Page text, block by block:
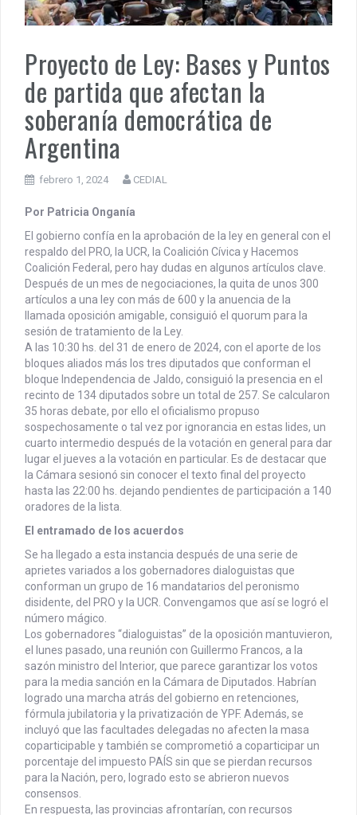
PENSAR UNA SEÑAL | Se echan los dados éticos de la
ECONOMICA Y POLITICA
DOCUMENTO CEDIAL | Repudiamos las declaraciones ofensivas
Milei contra la República Federativa del Brasil.
Proyecto de Ley: Bases y Puntos
de partida que afectan la
soberanía democrática de
Argentina
febrero 1, 2024 CEDIAL
Por Patricia Onganía
El gobierno confía en la aprobación de la ley en general con el
respaldo del PRO, la UCR, la Coalición Cívica y Hacemos
Coalición Federal, pero hay dudas en algunos artículos clave.
Después de un mes de negociaciones, la quita de unos 300
artículos a una ley con más de 600 y la anuencia de la
llamada oposición amigable, consiguió el quorum para la
sesión de tratamiento de la Ley.
A las 10:30 hs. del 31 de enero de 2024, con el aporte de los
bloques aliados más los tres diputados que conforman el
bloque Independencia de Jaldo, consiguió la presencia en el
recinto de 134 diputados sobre un total de 257. Se calcularon
35 horas debate, por ello el oficialismo propuso
sospechosamente o tal vez por ignorancia en estas lides, un
cuarto intermedio después de la votación en general para dar
lugar el jueves a la votación en particular. Es de destacar que
la Cámara sesionó sin conocer el texto final del proyecto
hasta las 22:00 hs. dejando pendientes de participación a 140
oradores de la lista.
El entramado de los acuerdos
Se ha llegado a esta instancia después de una serie de
aprietes variados a los gobernadores dialoguistas que
conforman un grupo de 16 mandatarios del peronismo
disidente, del PRO y la UCR. Convengamos que así se logró el
número mágico.
Los gobernadores “dialoguistas” de la oposición mantuvieron,
el lunes pasado, una reunión con Guillermo Francos, a la
sazón ministro del Interior, que parece garantizar los votos
para la media sanción en la Cámara de Diputados. Habrían
logrado una marcha atrás del gobierno en retenciones,
fórmula jubilatoria y la privatización de YPF. Además, se
incluyó que las facultades delegadas no afecten la masa
coparticipable y también se comprometió a coparticipar un
porcentaje del impuesto PAÍS sin que se pierdan recursos
para la Nación, pero, logrado esto se abrieron nuevos
consensos.
En respuesta, las provincias afrontarían, con recursos